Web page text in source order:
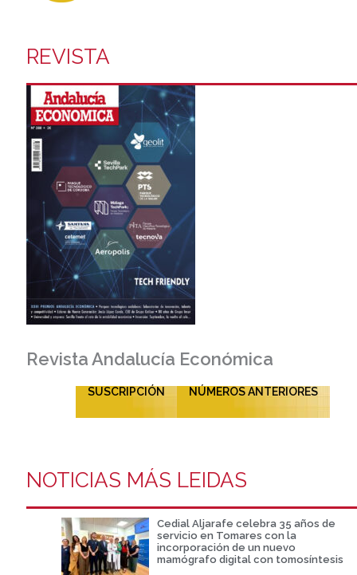
REVISTA
Revista Andalucía Económica
SUSCRIPCIÓN NÚMEROS ANTERIORES
NOTICIAS MÁS LEIDAS
Cedial Aljarafe celebra 35 años de
servicio en Tomares con la
incorporación de un nuevo
mamógrafo digital con tomosíntesis